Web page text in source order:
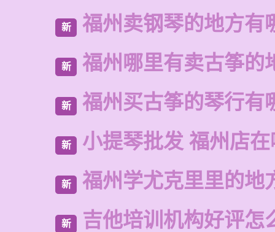
新 福州卖钢琴的地方有
新 福州哪里有卖古筝的
新 福州买古筝的琴行有
新 小提琴批发 福州店
新 福州学尤克里里的地
新 吉他培训机构好评怎